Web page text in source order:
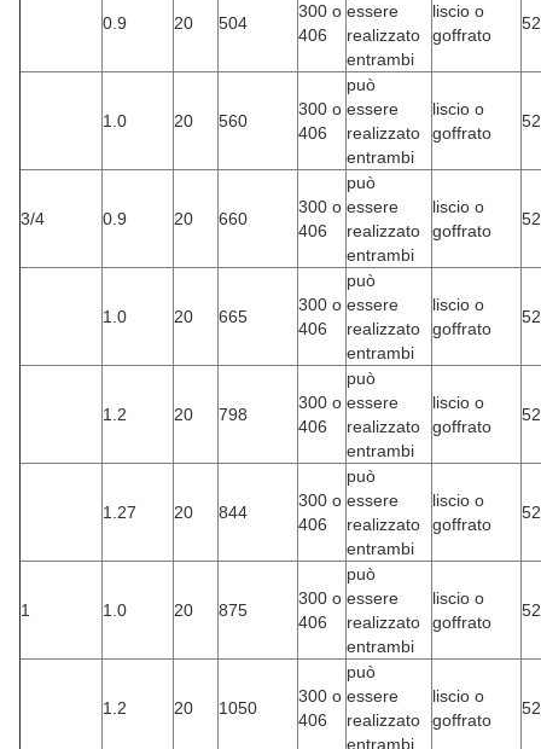
0.9 20 504
300 o
406
essere
realizzato
entrambi
liscio o
goffrato
52
1.0 20 560
300 o
406
può
essere
realizzato
entrambi
liscio o
goffrato
52
3/4 0.9 20 660
300 o
406
può
essere
realizzato
entrambi
liscio o
goffrato
52
1.0 20 665
300 o
406
può
essere
realizzato
entrambi
liscio o
goffrato
52
1.2 20 798
300 o
406
può
essere
realizzato
entrambi
liscio o
goffrato
52
1.27 20 844
300 o
406
può
essere
realizzato
entrambi
liscio o
goffrato
52
1 1.0 20 875
300 o
406
può
essere
realizzato
entrambi
liscio o
goffrato
52
1.2 20 1050
300 o
406
può
essere
realizzato
entrambi
liscio o
goffrato
52